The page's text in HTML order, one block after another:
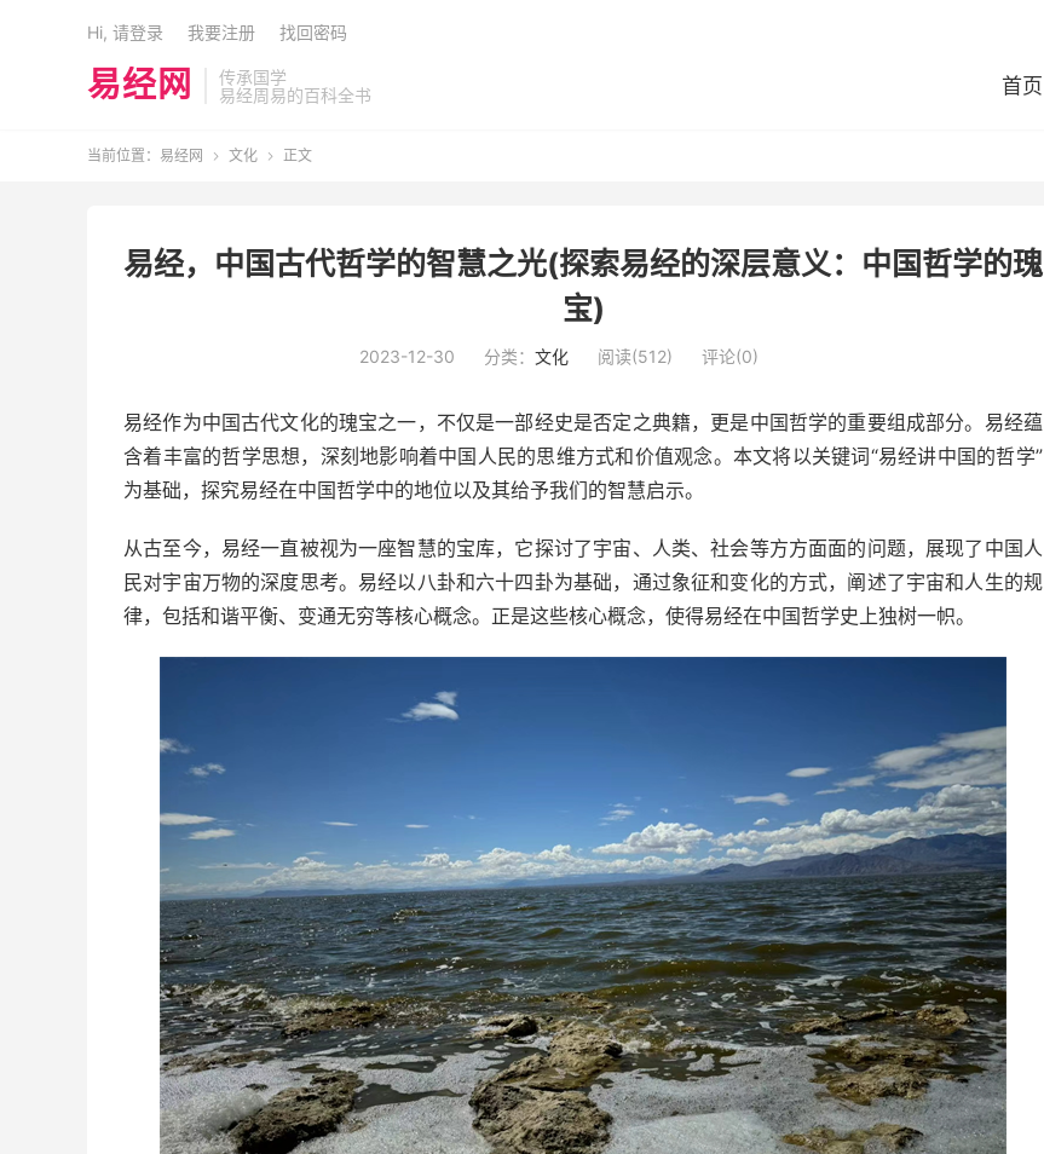
易经网
传承国学
易经周易的百科全书
首页
Hi, 请登录 我要注册 找回密码
当前位置： 易经网  文化  正文
易经，中国古代哲学的智慧之光(探索易经的深层意义：中国哲学的瑰
宝)
2023-12-30 分类： 文化 阅读(512) 评论(0)
易经作为中国古代文化的瑰宝之一，不仅是一部经史是否定之典籍，更是中国哲学的重要组成部分。易经蕴
含着丰富的哲学思想，深刻地影响着中国人民的思维方式和价值观念。本文将以关键词“易经讲中国的哲学”
为基础，探究易经在中国哲学中的地位以及其给予我们的智慧启示。
从古至今，易经一直被视为一座智慧的宝库，它探讨了宇宙、人类、社会等方方面面的问题，展现了中国人
民对宇宙万物的深度思考。易经以八卦和六十四卦为基础，通过象征和变化的方式，阐述了宇宙和人生的规
律，包括和谐平衡、变通无穷等核心概念。正是这些核心概念，使得易经在中国哲学史上独树一帜。